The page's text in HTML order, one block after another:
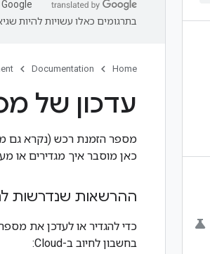
בתרגומים כאלו עשויות להיות
Home
Documentation
עדכון של
כאן מוסבר איך מגדירים או
ההרשאות שנדרשות
כדי להגדיר או לעדכן את
בחשבון לחיוב ב-Cloud: